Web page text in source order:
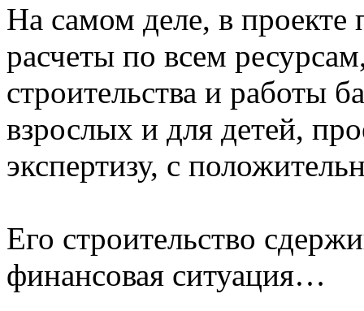
На самом деле, в проекте
расчеты по всем
строительства и работы
взрослых и для детей,
экспертизу, с
Его строительство
финансовая ситуация…